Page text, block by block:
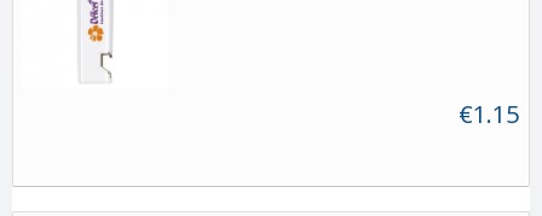
€1.15